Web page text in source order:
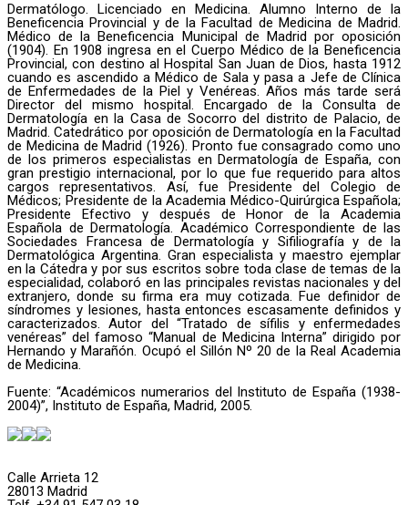
Dermatólogo. Licenciado en Medicina. Alumno Interno de la
Beneficencia Provincial y de la Facultad de Medicina de Madrid.
Médico de la Beneficencia Municipal de Madrid por oposición
(1904). En 1908 ingresa en el Cuerpo Médico de la Beneficencia
Provincial, con destino al Hospital San Juan de Dios, hasta 1912
cuando es ascendido a Médico de Sala y pasa a Jefe de Clínica
de Enfermedades de la Piel y Venéreas. Años más tarde será
Director del mismo hospital. Encargado de la Consulta de
Dermatología en la Casa de Socorro del distrito de Palacio, de
Madrid. Catedrático por oposición de Dermatología en la Facultad
de Medicina de Madrid (1926). Pronto fue consagrado como uno
de los primeros especialistas en Dermatología de España, con
gran prestigio internacional, por lo que fue requerido para altos
cargos representativos. Así, fue Presidente del Colegio de
Médicos; Presidente de la Academia Médico-Quirúrgica Española;
Presidente Efectivo y después de Honor de la Academia
Española de Dermatología. Académico Correspondiente de las
Sociedades Francesa de Dermatología y Sifiliografía y de la
Dermatológica Argentina. Gran especialista y maestro ejemplar
en la Cátedra y por sus escritos sobre toda clase de temas de la
especialidad, colaboró en las principales revistas nacionales y del
extranjero, donde su firma era muy cotizada. Fue definidor de
síndromes y lesiones, hasta entonces escasamente definidos y
caracterizados. Autor del “Tratado de sífilis y enfermedades
venéreas” del famoso “Manual de Medicina Interna” dirigido por
Hernando y Marañón. Ocupó el Sillón Nº 20 de la Real Academia
de Medicina.
Fuente: “Académicos numerarios del Instituto de España (1938-
2004)”, Instituto de España, Madrid, 2005.
Calle Arrieta 12
28013 Madrid